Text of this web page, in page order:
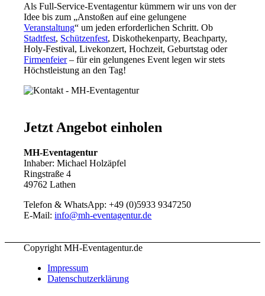
Als Full-Service-Eventagentur kümmern wir uns von der
Idee bis zum „Anstoßen auf eine gelungene
Veranstaltung“ um jeden erforderlichen Schritt. Ob
Stadtfest, Schützenfest, Diskothekenparty, Beachparty,
Holy-Festival, Livekonzert, Hochzeit, Geburtstag oder
Firmenfeier– für ein gelungenes Event legen wir stets
Höchstleistung an den Tag!
Jetzt Angebot einholen
MH-Eventagentur
Inhaber: Michael Holzäpfel
Ringstraße 4
49762 Lathen
Telefon & WhatsApp: +49 (0)5933 9347250
E-Mail:info@mh-eventagentur.de
Copyright MH-Eventagentur.de
Impressum
Datenschutzerklärung